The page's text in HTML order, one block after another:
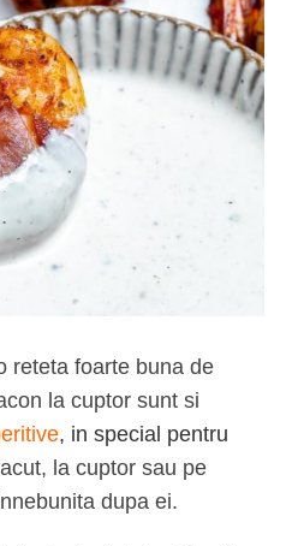
reteta foarte buna de
la cuptor sunt si
, in special pentru
la cuptor sau pe
dupa ei.